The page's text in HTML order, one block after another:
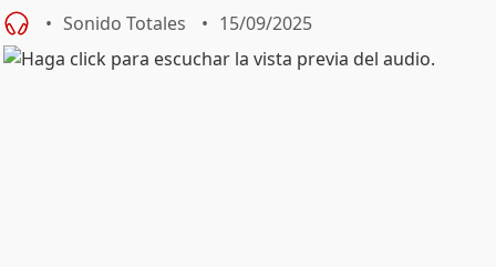
Sonido Totales 15/09/2025